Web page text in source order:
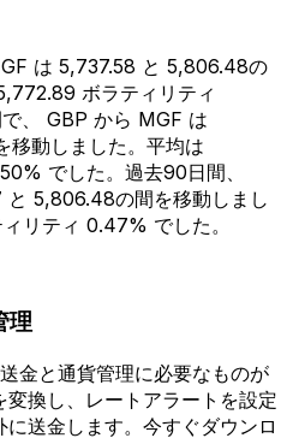
は 5,737.58 と 5,806.48の
ボラティリティ
、 GBP から MGF は
動しました。平均は
でした。過去90日間、
5,806.48の間を移動しまし
リティ 0.47% でした。
理
金と通貨管理に必要なものが
換し、レートアラートを設定
送金します。今すぐダウンロ